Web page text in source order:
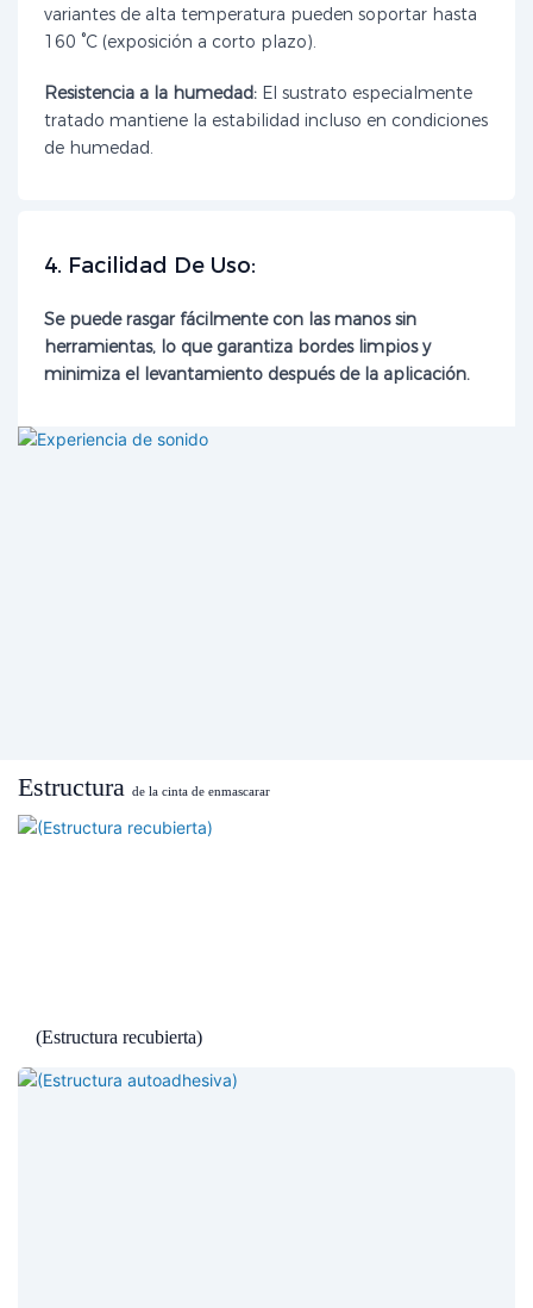
variantes de alta temperatura pueden soportar hasta
160 °C (exposición a corto plazo).
Resistencia a la humedad: El sustrato especialmente
tratado mantiene la estabilidad incluso en condiciones
de humedad.
4. Facilidad De Uso:
Se puede rasgar fácilmente con las manos sin
herramientas, lo que garantiza bordes limpios y
minimiza el levantamiento después de la aplicación.
Estructura de la cinta de enmascarar
(Estructura recubierta)